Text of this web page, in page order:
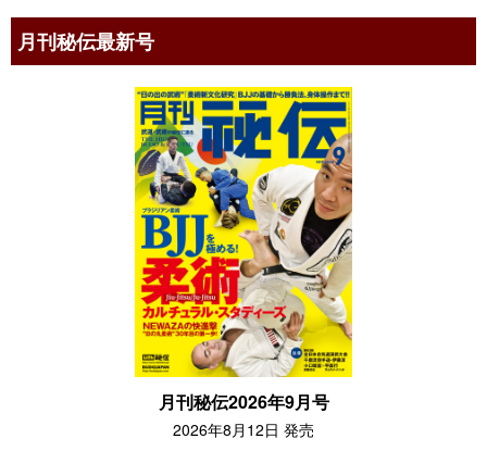
月刊秘伝最新号
月刊秘伝2026年9月号
2026年8月12日 発売